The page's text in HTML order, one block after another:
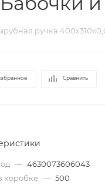
ручка
Сравнить
— 4630073606043
коробке — 500